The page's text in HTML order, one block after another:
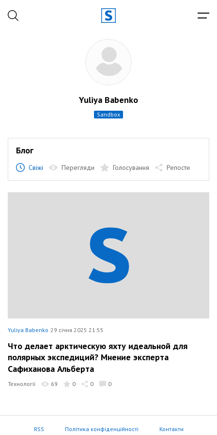
Yuliya Babenko
sandbox
Блог
Свіжі Перегляди Голосування Репости
Yuliya Babenko 29 січня 2025 21:55
Что делает арктическую яхту идеальной для
полярных экспедиций? Мнение эксперта
Сафиханова Альберта
Технології 69 0 0 0
RSS Політика конфіденційності Контакти